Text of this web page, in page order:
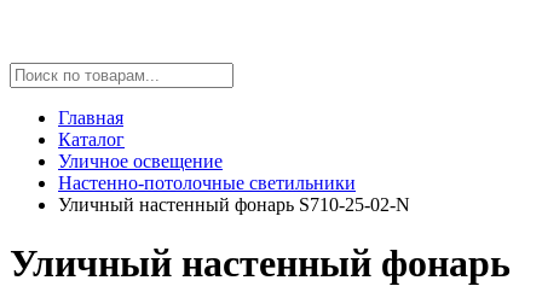
Главная
Каталог
Уличное освещение
Настенно-потолочные светильники
Уличный настенный фонарь S710-25-02-N
Уличный настенный фонарь